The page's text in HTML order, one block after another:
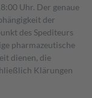
Uhr. Der genaue
der
des Spediteurs
pharmazeutische
dienen, die
Klärungen